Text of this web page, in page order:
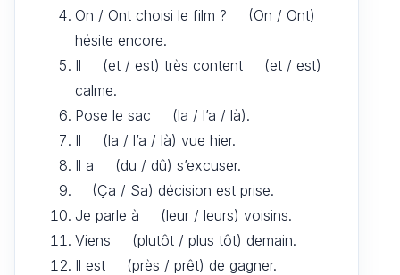
On / Ont choisi le film ? __ (On / Ont)
hésite encore.
Il __ (et / est) très content __ (et / est)
calme.
Pose le sac __ (la / l’a / là).
Il __ (la / l’a / là) vue hier.
Il a __ (du / dû) s’excuser.
__ (Ça / Sa) décision est prise.
Je parle à __ (leur / leurs) voisins.
Viens __ (plutôt / plus tôt) demain.
Il est __ (près / prêt) de gagner.